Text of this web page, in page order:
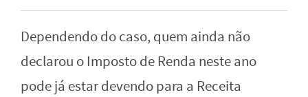
Dependendo do caso, quem ainda não
declarou o Imposto de Renda neste ano
pode já estar devendo para a Receita